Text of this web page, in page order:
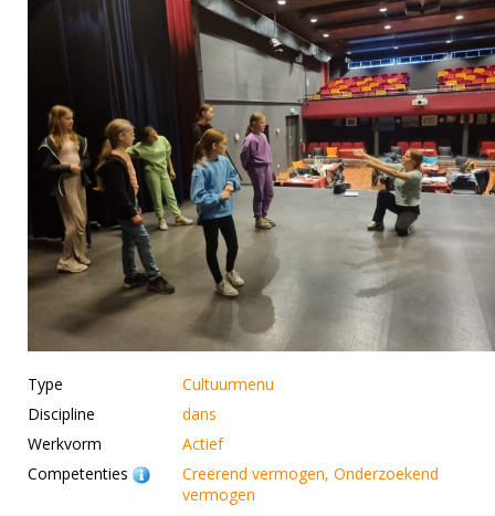
Type
Cultuurmenu
Discipline
dans
Werkvorm
Actief
Competenties
Creërend vermogen, Onderzoekend
vermogen